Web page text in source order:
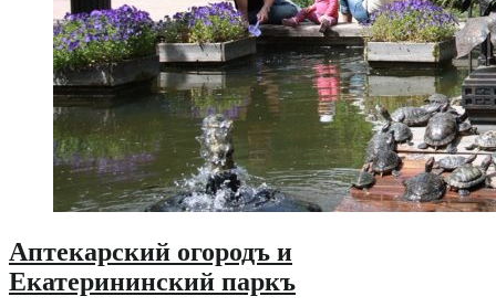
Аптекарский огородъ и
Екатерининский паркъ